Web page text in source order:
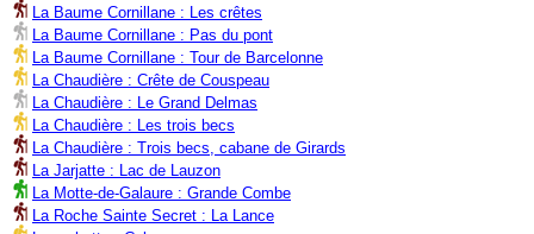
La Baume Cornillane : Les crêtes
La Baume Cornillane : Pas du pont
La Baume Cornillane : Tour de Barcelonne
La Chaudière : Crête de Couspeau
La Chaudière : Le Grand Delmas
La Chaudière : Les trois becs
La Chaudière : Trois becs, cabane de Girards
La Jarjatte : Lac de Lauzon
La Motte-de-Galaure : Grande Combe
La Roche Sainte Secret : La Lance